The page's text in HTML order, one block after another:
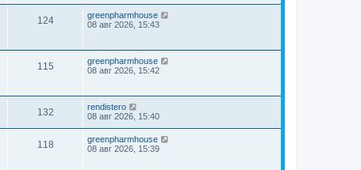
124
greenpharmhouse
08 авг 2026, 15:43
115
greenpharmhouse
08 авг 2026, 15:42
132
rendistero
08 авг 2026, 15:40
118
greenpharmhouse
08 авг 2026, 15:39